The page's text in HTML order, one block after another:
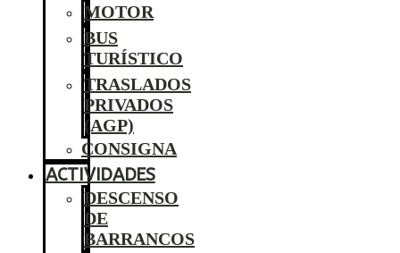
MOTOR
BUS
TURÍSTICO
TRASLADOS
PRIVADOS
(AGP)
CONSIGNA
ACTIVIDADES
DESCENSO
DE
BARRANCOS